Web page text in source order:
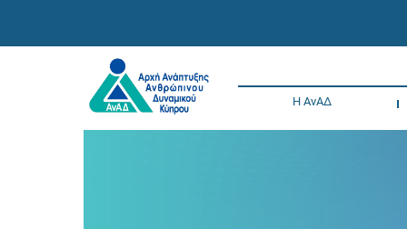
Η ΑνΑΔ